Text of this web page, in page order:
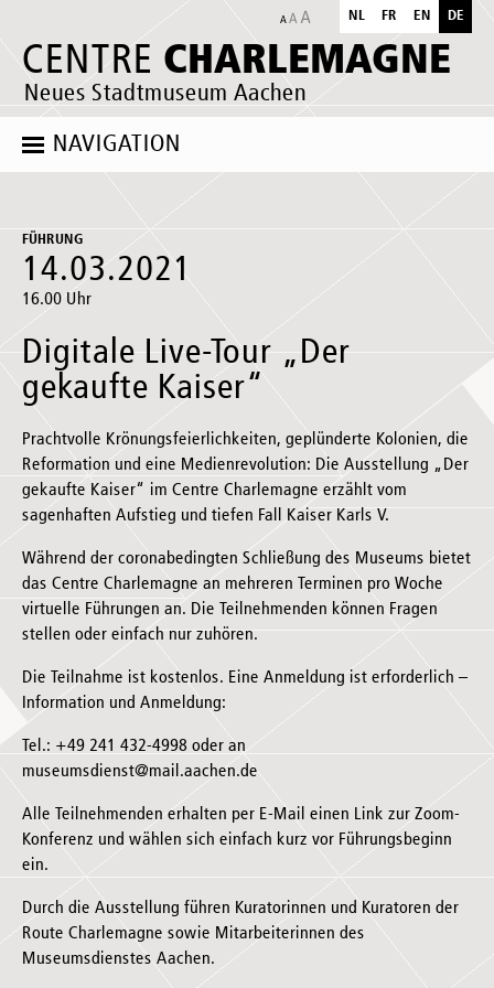
CENTRE CHARLEMAGNE
Neues Stadtmuseum Aachen
NL FR EN DE
NAVIGATION
FÜHRUNG
14.03.2021
16.00 Uhr
Digitale Live-Tour „Der
gekaufte Kaiser“
Prachtvolle Krönungsfeierlichkeiten, geplünderte Kolonien, die
Reformation und eine Medienrevolution: Die Ausstellung „Der
gekaufte Kaiser“ im Centre Charlemagne erzählt vom
sagenhaften Aufstieg und tiefen Fall Kaiser Karls V.
Während der coronabedingten Schließung des Museums bietet
das Centre Charlemagne an mehreren Terminen pro Woche
virtuelle Führungen an. Die Teilnehmenden können Fragen
stellen oder einfach nur zuhören.
Die Teilnahme ist kostenlos. Eine Anmeldung ist erforderlich –
Information und Anmeldung:
Tel.: +49 241 432-4998 oder an
museumsdienst@mail.aachen.de
Alle Teilnehmenden erhalten per E-Mail einen Link zur Zoom-
Konferenz und wählen sich einfach kurz vor Führungsbeginn
ein.
Durch die Ausstellung führen Kuratorinnen und Kuratoren der
Route Charlemagne sowie Mitarbeiterinnen des
Museumsdienstes Aachen.